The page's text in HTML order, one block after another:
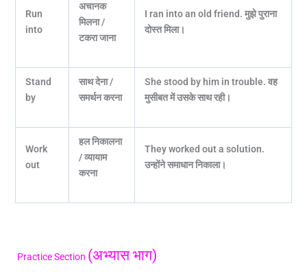
Run
into
अचानक
मिलना /
टकरा जाना
I ran into an old friend. मुझे पुराना
दोस्त मिला।
Stand
by
साथ देना /
समर्थन करना
She stood by him in trouble. वह
मुसीबत में उसके साथ रही।
Work
out
हल निकालना
/ व्यायाम
करना
They worked out a solution.
उन्होंने समाधान निकाला।
Practice Section (अभ्यास भाग)